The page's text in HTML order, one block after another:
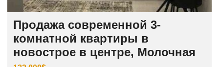
Продажа современной 3-
комнатной квартиры в
новострое в центре, Молочная